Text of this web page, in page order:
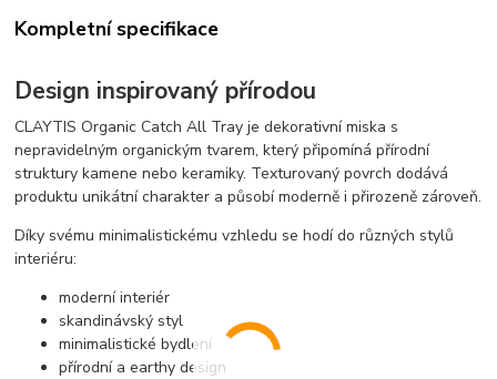
Kompletní specifikace
Design inspirovaný přírodou
CLAYTIS Organic Catch All Tray je dekorativní miska s
nepravidelným organickým tvarem, který připomíná přírodní
struktury kamene nebo keramiky. Texturovaný povrch dodává
produktu unikátní charakter a působí moderně i přirozeně zároveň.
Díky svému minimalistickému vzhledu se hodí do různých stylů
interiéru:
moderní interiér
skandinávský styl
minimalistické bydlení
přírodní a earthy design